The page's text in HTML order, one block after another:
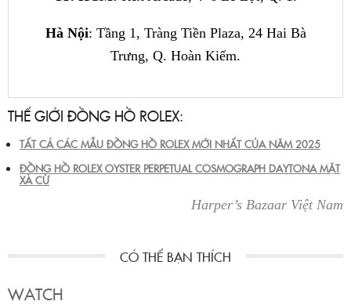
Hà Nội: Tầng 1, Tràng Tiền Plaza, 24 Hai Bà
Trưng, Q. Hoàn Kiếm.
THẾ GIỚI ĐỒNG HỒ ROLEX:
TẤT CẢ CÁC MẪU ĐỒNG HỒ ROLEX MỚI NHẤT CỦA NĂM 2025
ĐỒNG HỒ ROLEX OYSTER PERPETUAL COSMOGRAPH DAYTONA MẶT
XÀ CỪ
Harper’s Bazaar Việt Nam
WATCH